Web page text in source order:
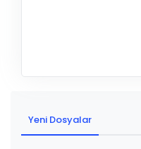
Yeni Dosyalar